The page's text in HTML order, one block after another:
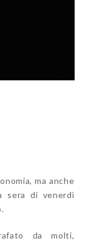
ma anche
sera di venerdì
da molti,